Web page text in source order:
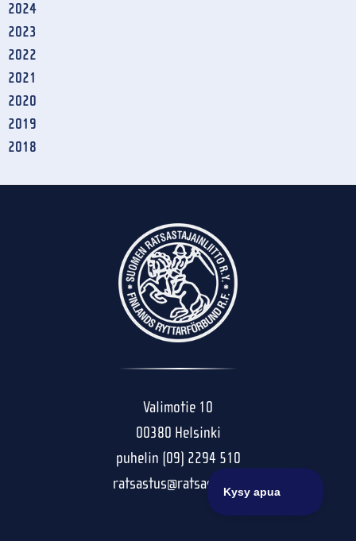
2024
2023
2022
2021
2020
2019
2018
Valimotie 10
00380 Helsinki
puhelin (09) 2294 510
ratsastus@ratsastus.fi